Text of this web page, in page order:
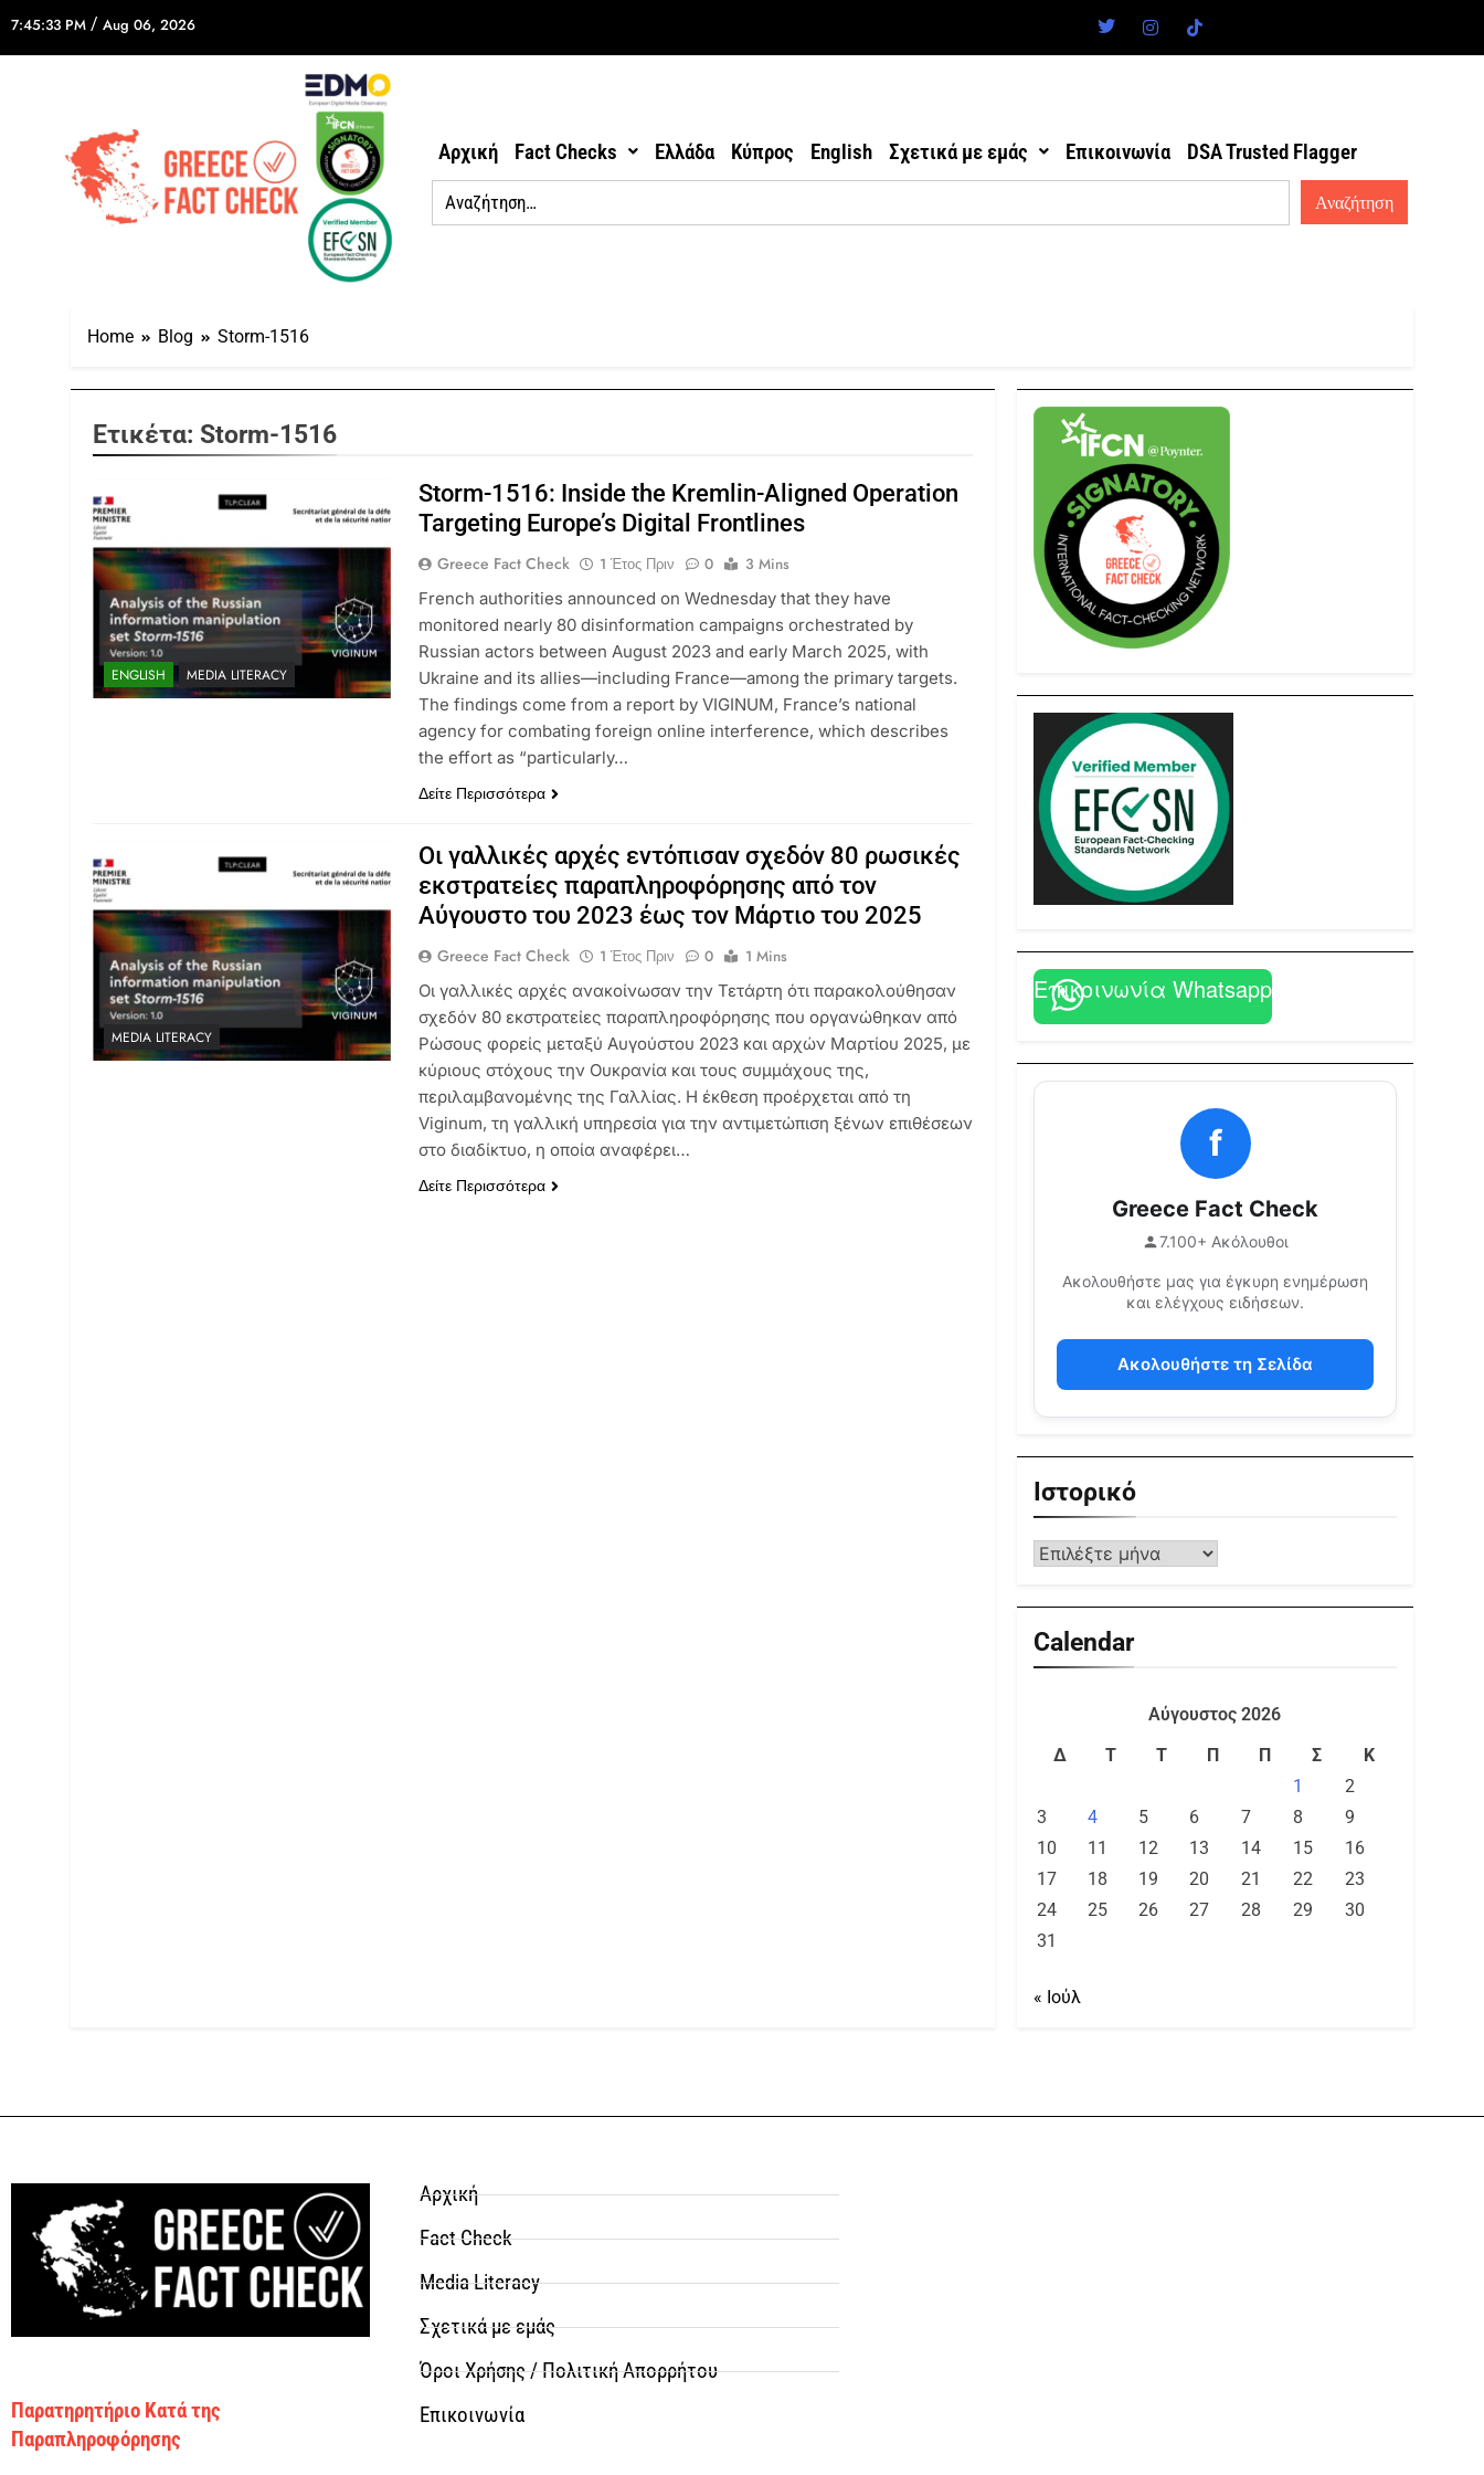
7:45:33 PM / Aug 06, 2026
Αρχική Fact Checks Ελλάδα Κύπρος English Σχετικά με εμάς Επικοινωνία DSA Trusted Flagger
Home Blog Storm-1516
Ετικέτα: Storm-1516
ENGLISH MEDIA LITERACY
Storm-1516: Inside the Kremlin-Aligned Operation
Targeting Europe’s Digital Frontlines
Greece Fact Check 1 Έτος Πριν 0
3 Mins
French authorities announced on Wednesday that they have
monitored nearly 80 disinformation campaigns orchestrated by
Russian actors between August 2023 and early March 2025, with
Ukraine and its allies—including France—among the primary targets.
The findings come from a report by VIGINUM, France’s national
agency for combating foreign online interference, which describes
the effort as “particularly…
Δείτε Περισσότερα
MEDIA LITERACY
Οι γαλλικές αρχές εντόπισαν σχεδόν 80 ρωσικές
εκστρατείες παραπληροφόρησης από τον
Αύγουστο του 2023 έως τον Μάρτιο του 2025
Greece Fact Check 1 Έτος Πριν 0
1 Mins
Οι γαλλικές αρχές ανακοίνωσαν την Τετάρτη ότι παρακολούθησαν
σχεδόν 80 εκστρατείες παραπληροφόρησης που οργανώθηκαν από
Ρώσους φορείς μεταξύ Αυγούστου 2023 και αρχών Μαρτίου 2025, με
κύριους στόχους την Ουκρανία και τους συμμάχους της,
περιλαμβανομένης της Γαλλίας. Η έκθεση προέρχεται από τη
Viginum, τη γαλλική υπηρεσία για την αντιμετώπιση ξένων επιθέσεων
στο διαδίκτυο, η οποία αναφέρει…
Δείτε Περισσότερα
Επικοινωνία Whatsapp
f
Greece Fact Check
7.100+ Ακόλουθοι
Ακολουθήστε μας για έγκυρη ενημέρωση
και ελέγχους ειδήσεων.
Ακολουθήστε τη Σελίδα
Ιστορικό
Calendar
Αύγουστος 2026
Δ
Τ Τ Π Π Σ
Κ
1
2
3
4 5 6 7 8
9
10
11 12 13 14 15
16
17
18 19 20 21 22
23
24
25 26 27 28 29
30
31
« Ιούλ
Παρατηρητήριο Κατά της
Παραπληροφόρησης
Αρχική
Fact Check
Media Literacy
Σχετικά με εμάς
Όροι Χρήσης / Πολιτική Απορρήτου
Επικοινωνία